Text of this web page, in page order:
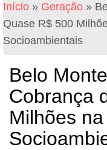
Início » Geração »
Quase R$ 500
Socioambientais
Belo
Cobrança
Milhões